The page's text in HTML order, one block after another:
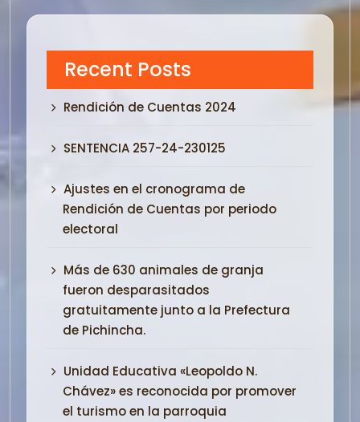
Recent Posts
Rendición de Cuentas 2024
SENTENCIA 257-24-230125
Ajustes en el cronograma de
Rendición de Cuentas por periodo
electoral
Más de 630 animales de granja
fueron desparasitados
gratuitamente junto a la Prefectura
de Pichincha.
Unidad Educativa «Leopoldo N.
Chávez» es reconocida por promover
el turismo en la parroquia